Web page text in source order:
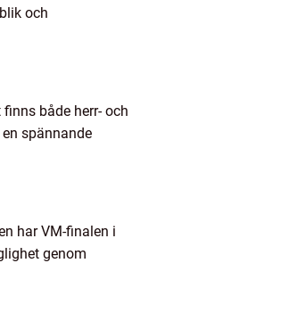
och
både herr- och
spännande
har VM-finalen i
genom